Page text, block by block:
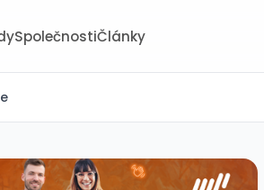
SpolečnostiČlánky